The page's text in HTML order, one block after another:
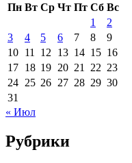
Пн Вт Ср Чт Пт Сб Вс
1
2
3
4 5 6 7 8
9
10 11 12 13 14 15 16
17 18 19 20 21 22 23
24 25 26 27 28 29 30
31
« Июл
Рубрики